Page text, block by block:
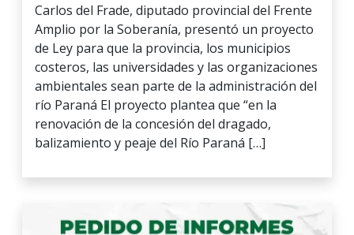
Carlos del Frade, diputado provincial del Frente
Amplio por la Soberanía, presentó un proyecto
de Ley para que la provincia, los municipios
costeros, las universidades y las organizaciones
ambientales sean parte de la administración del
río Paraná El proyecto plantea que “en la
renovación de la concesión del dragado,
balizamiento y peaje del Río Paraná […]